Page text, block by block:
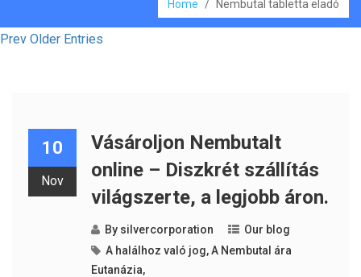
Home / Nembutal tabletta eladó
Prev Older Entries
10
Nov
Vásároljon Nembutalt
online – Diszkrét szállítás
világszerte, a legjobb áron.
By silvercorporation
Our blog
A halálhoz való jog,A Nembutal ára
Eutanázia,